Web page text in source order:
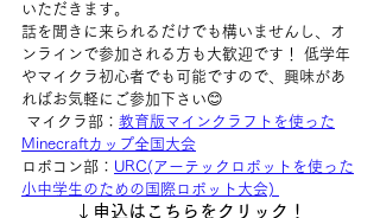
いただきます。
話を聞きに来られるだけでも構いませんし、オ
ンラインで参加される方も大歓迎です！ 低学年
やマイクラ初心者でも可能ですので、興味があ
ればお気軽にご参加下さい😊
マイクラ部： 教育版マインクラフトを使った
Minecraftカップ全国大会
ロボコン部： URC(アーテックロボットを使った
小中学生のための国際ロボット大会)
↓申込はこちらをクリック！